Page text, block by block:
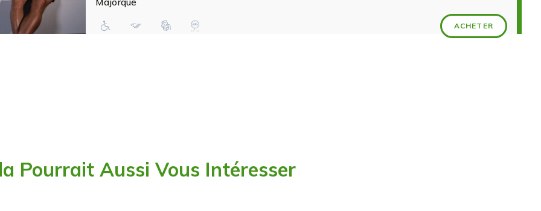
ACHETER
Pourrait Aussi Vous Intéresser